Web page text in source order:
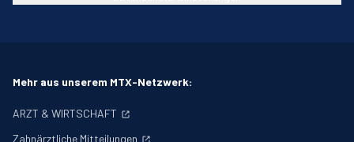
Mehr aus unserem MTX-Netzwerk:
ARZT & WIRTSCHAFT
Zahnärztliche Mitteilungen